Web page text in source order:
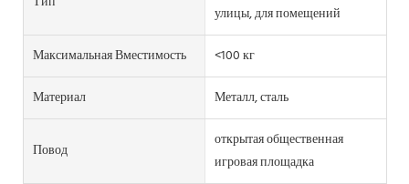
улицы, для помещений
Максимальная Вместимость
<100 кг
Материал
Металл, сталь
Повод
открытая общественная
игровая площадка